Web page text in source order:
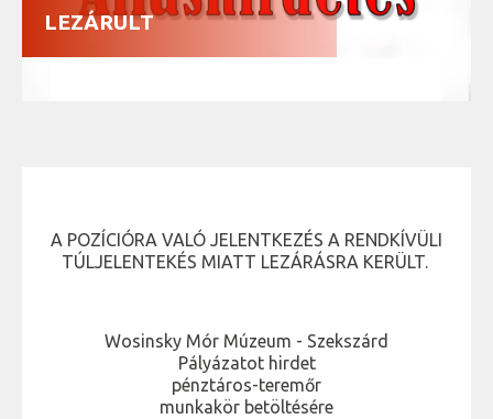
LEZÁRULT
A POZÍCIÓRA VALÓ JELENTKEZÉS A RENDKÍVÜLI
TÚLJELENTEKÉS MIATT LEZÁRÁSRA KERÜLT.
Wosinsky Mór Múzeum - Szekszárd
Pályázatot hirdet
pénztáros-teremőr
munkakör betöltésére